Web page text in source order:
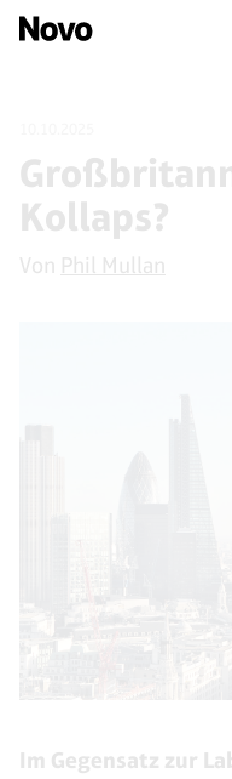
Kollaps?
Von Phil Mullan
Im Gegensatz zur